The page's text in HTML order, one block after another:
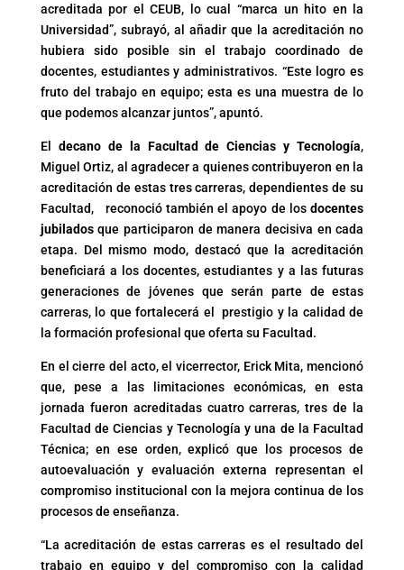
acreditada por el CEUB, lo cual “marca un hito en la
Universidad”, subrayó, al añadir que la acreditación no
hubiera sido posible sin el trabajo coordinado de
docentes, estudiantes y administrativos. “Este logro es
fruto del trabajo en equipo; esta es una muestra de lo
que podemos alcanzar juntos”, apuntó.
El decano de la Facultad de Ciencias y Tecnología,
Miguel Ortiz, al agradecer a quienes contribuyeron en la
acreditación de estas tres carreras, dependientes de su
Facultad, reconoció también el apoyo de losdocentes
jubiladosque participaron de manera decisiva en cada
etapa. Del mismo modo, destacó que la acreditación
beneficiará a los docentes, estudiantes y a las futuras
generaciones de jóvenes que serán parte de estas
carreras, lo que fortalecerá el prestigio y la calidad de
la formación profesional que oferta su Facultad.
En el cierre del acto, el vicerrector, Erick Mita, mencionó
que, pese a las limitaciones económicas, en esta
jornada fueron acreditadas cuatro carreras, tres de la
Facultad de Ciencias y Tecnología y una de la Facultad
Técnica; en ese orden, explicó que los procesos de
autoevaluación y evaluación externa representan el
compromiso institucional con la mejora continua de los
procesos de enseñanza.
“La acreditación de estas carreras es el resultado del
trabajo en equipo y del compromiso con la calidad